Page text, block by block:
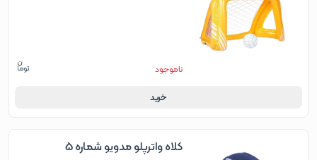
ناموجود
خرید
کلاه واترپلو مدویو شماره 5